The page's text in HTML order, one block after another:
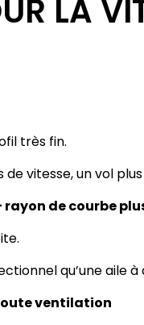
LA
très fin.
de vitesse, un vol
de courbe
qu’une aile
ventilation